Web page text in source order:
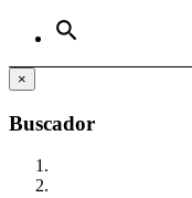
search
×
Buscador